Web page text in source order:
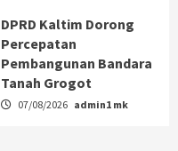
DPRD Kaltim Dorong
Percepatan
Pembangunan Bandara
Tanah Grogot
07/08/2026 admin1 mk